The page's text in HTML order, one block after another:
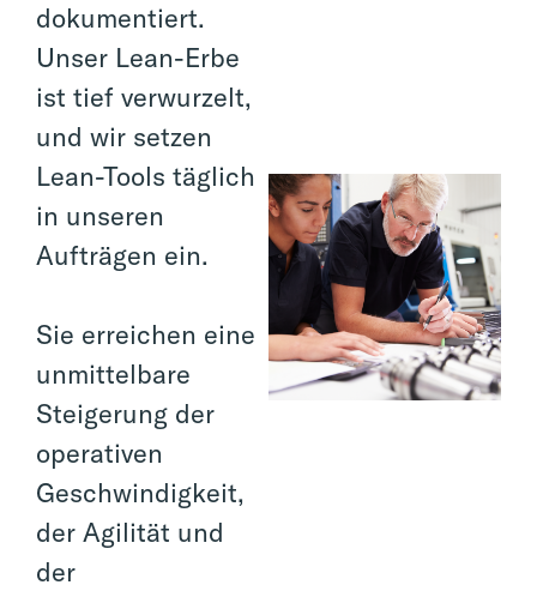
dokumentiert.
Unser Lean-Erbe
ist tief verwurzelt,
und wir setzen
Lean-Tools täglich
in unseren
Aufträgen ein.
Sie erreichen eine
unmittelbare
Steigerung der
operativen
Geschwindigkeit,
der Agilität und
der